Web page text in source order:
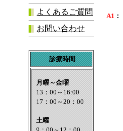
よくあるご質問
お問い合わせ
診療時間
A1 ：